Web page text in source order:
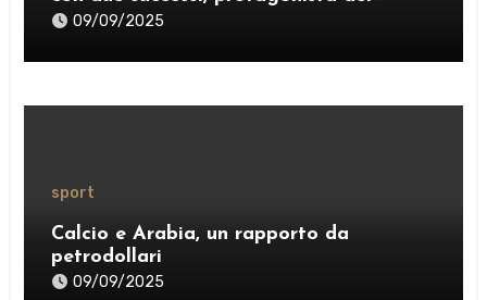
weekend
09/09/2025
sport
Calcio e Arabia, un rapporto da
petrodollari
09/09/2025